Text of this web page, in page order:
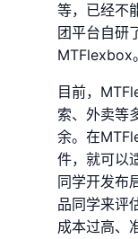
等，已经不
团平台自
MTFlexbox。
目前，
索、外卖等
余。在
件，就可以
同学开发布
品同学来评
成本过高、